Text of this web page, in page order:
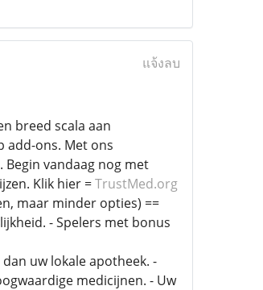
แจ้งลบ
breed scala aan
add-ons. Met ons
vandaag nog met
Klik hier =TrustMed.org
maar minder opties) ==
- Spelers met bonus
uw lokale apotheek. -
medicijnen. - Uw